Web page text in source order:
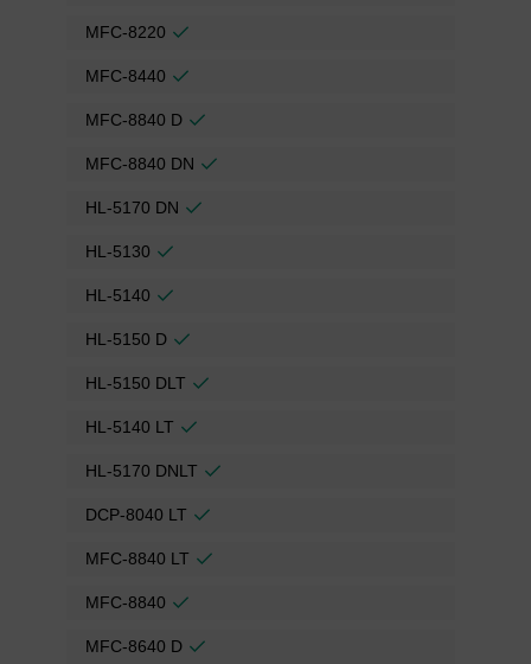
MFC-8220
MFC-8440
MFC-8840 D
MFC-8840 DN
HL-5170 DN
HL-5130
HL-5140
HL-5150 D
HL-5150 DLT
HL-5140 LT
HL-5170 DNLT
DCP-8040 LT
MFC-8840 LT
MFC-8840
MFC-8640 D